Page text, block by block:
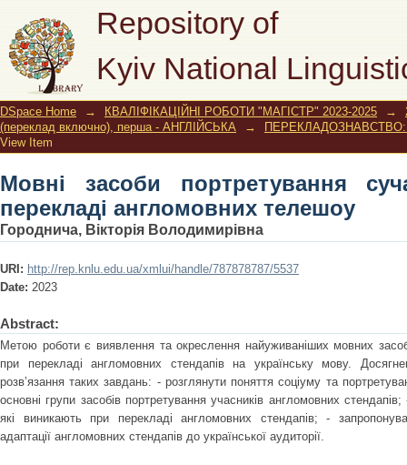
Repository of
Kyiv National
Мовні засоби портретування
телешоу
DSpace Home → КВАЛІФІКАЦІЙНІ РОБОТИ "МАГІСТР" 2023-2025 →
(переклад включно), перша - АНГЛІЙСЬКА
→
ПЕРЕКЛАДОЗНАВСТВО:
View Item
Мовні засоби портретування
перекладі англомовних телешоу
Городнича, Вікторія Володимирівна
URI: http://rep.knlu.edu.ua/xmlui/handle/787878787/5537
Date: 2023
Abstract:
Метою роботи є виявлення та окреслення найуживаніших мовних
при перекладі англомовних стендапів на українську мову.
розв’язання таких завдань: - розглянути поняття соціуму та
основні групи засобів портретування учасників англомовних
які виникають при перекладі англомовних стендапів; -
адаптації англомовних стендапів до української аудиторії.